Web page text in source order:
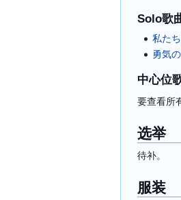
Solo歌
私た
勇気
中心位
要查看所
选举
待补。
服装